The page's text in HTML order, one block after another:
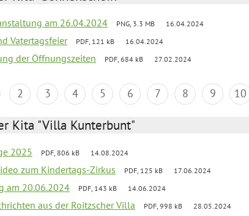
am 26.04.2024 PNG, 3.3 MB 16.04.2024
Vatertagsfeier PDF, 121 kB 16.04.2024
der Öffnungszeiten PDF, 684 kB 27.02.2024
2 3 4 5 6 7 8 9 10
Kita "Villa Kunterbunt"
2025 PDF, 806 kB 14.08.2024
zum Kindertags-Zirkus PDF, 125 kB 17.06.2024
am 20.06.2024 PDF, 143 kB 14.06.2024
aus der Roitzscher Villa PDF, 998 kB 28.05.2024